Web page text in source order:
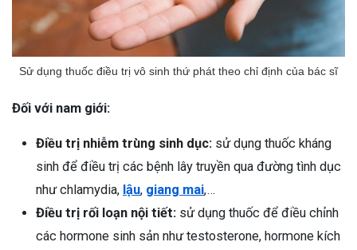
Sử dụng thuốc điều trị vô sinh thứ phát theo chỉ định của bác sĩ
Đối với nam giới:
Điều trị nhiễm trùng sinh dục: sử dụng thuốc kháng
sinh để điều trị các bệnh lây truyền qua đường tình dục
như chlamydia, lậu, giang mai,…
Điều trị rối loạn nội tiết: sử dụng thuốc để điều chỉnh
các hormone sinh sản như testosterone, hormone kích